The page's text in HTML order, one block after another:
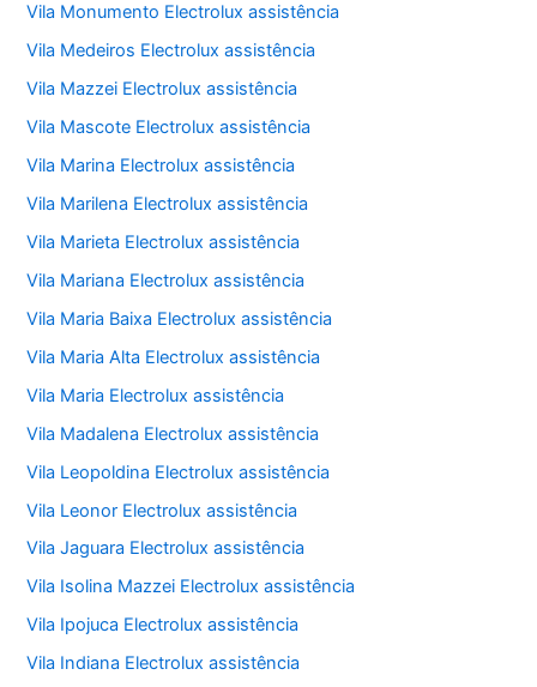
Vila Monumento Electrolux assistência
Vila Medeiros Electrolux assistência
Vila Mazzei Electrolux assistência
Vila Mascote Electrolux assistência
Vila Marina Electrolux assistência
Vila Marilena Electrolux assistência
Vila Marieta Electrolux assistência
Vila Mariana Electrolux assistência
Vila Maria Baixa Electrolux assistência
Vila Maria Alta Electrolux assistência
Vila Maria Electrolux assistência
Vila Madalena Electrolux assistência
Vila Leopoldina Electrolux assistência
Vila Leonor Electrolux assistência
Vila Jaguara Electrolux assistência
Vila Isolina Mazzei Electrolux assistência
Vila Ipojuca Electrolux assistência
Vila Indiana Electrolux assistência